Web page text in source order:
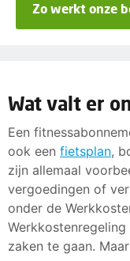
Zo werkt onze
Wat valt er
Een
ook een fietsplan,
zijn allemaal
vergoedingen of
onder de
zaken te gaan.